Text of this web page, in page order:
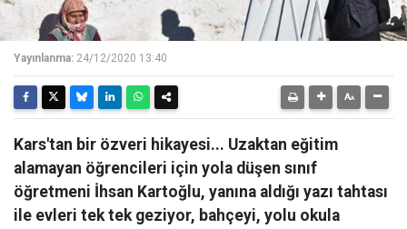
Yayınlanma: 24/12/2020 13:40
Kars'tan bir özveri hikayesi... Uzaktan eğitim
alamayan öğrencileri için yola düşen sınıf
öğretmeni İhsan Kartoğlu, yanına aldığı yazı tahtası
ile evleri tek tek geziyor, bahçeyi, yolu okula